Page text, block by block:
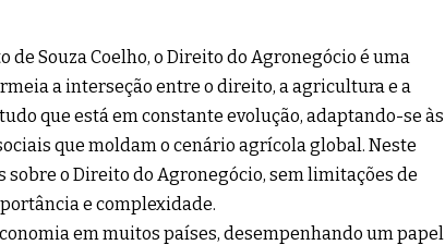
Souza Coelho, o Direito do Agronegócio é uma
a interseção entre o direito, a agricultura e a
que está em constante evolução, adaptando-se às
que moldam o cenário agrícola global. Neste
o Direito do Agronegócio, sem limitações de
e complexidade.
em muitos países, desempenhando um papel